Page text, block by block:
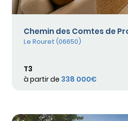
Chemin des Comtes de
Le Rouret (06650)
T3
à partir de 338 000€